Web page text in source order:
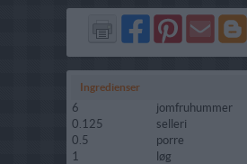
Del
på
Facebook
Del
på
Pinterest
Send
via
GMail
Del
på
Blogger
Ingredienser
6
jomfruhummer
0.125
selleri
0.5
porre
1
løg